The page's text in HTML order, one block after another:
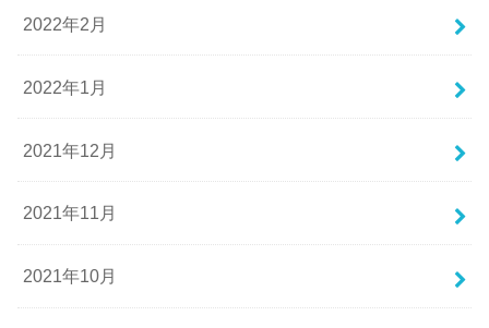
2022年2月
2022年1月
2021年12月
2021年11月
2021年10月